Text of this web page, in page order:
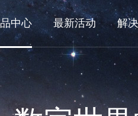
中心 最新活动 解